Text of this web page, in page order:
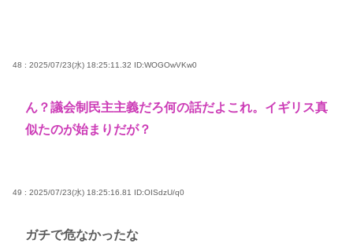
48 : 2025/07/23(水) 18:25:11.32 ID:WOGOwVKw0
ん？議会制民主主義だろ何の話だよこれ。イギリス真
似たのが始まりだが？
49 : 2025/07/23(水) 18:25:16.81 ID:OISdzU/q0
ガチで危なかったな